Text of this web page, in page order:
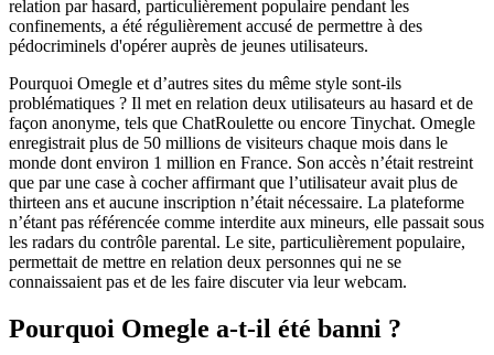
relation par hasard, particulièrement populaire pendant les
confinements, a été régulièrement accusé de permettre à des
pédocriminels d'opérer auprès de jeunes utilisateurs.
Pourquoi Omegle et d’autres sites du même style sont-ils
problématiques ? Il met en relation deux utilisateurs au hasard et de
façon anonyme, tels que ChatRoulette ou encore Tinychat. Omegle
enregistrait plus de 50 millions de visiteurs chaque mois dans le
monde dont environ 1 million en France. Son accès n’était restreint
que par une case à cocher affirmant que l’utilisateur avait plus de
thirteen ans et aucune inscription n’était nécessaire. La plateforme
n’étant pas référencée comme interdite aux mineurs, elle passait sous
les radars du contrôle parental. Le site, particulièrement populaire,
permettait de mettre en relation deux personnes qui ne se
connaissaient pas et de les faire discuter via leur webcam.
Pourquoi Omegle a-t-il été banni ?